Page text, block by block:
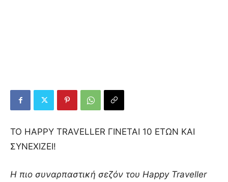
ΤΟ HAPPY TRAVELLER ΓΙΝΕΤΑΙ 10 ΕΤΩΝ ΚΑΙ
ΣΥΝΕΧΙΖΕΙ!
Η πιο συναρπαστική σεζόν του Happy Traveller